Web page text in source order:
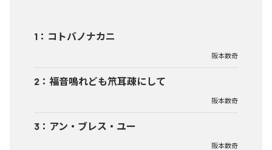
1 ： コトバノナカニ
阪本数奇
2 ： 福音鳴れども笊耳疎にして
阪本数奇
3 ： アン・ブレス・ユー
阪本数奇